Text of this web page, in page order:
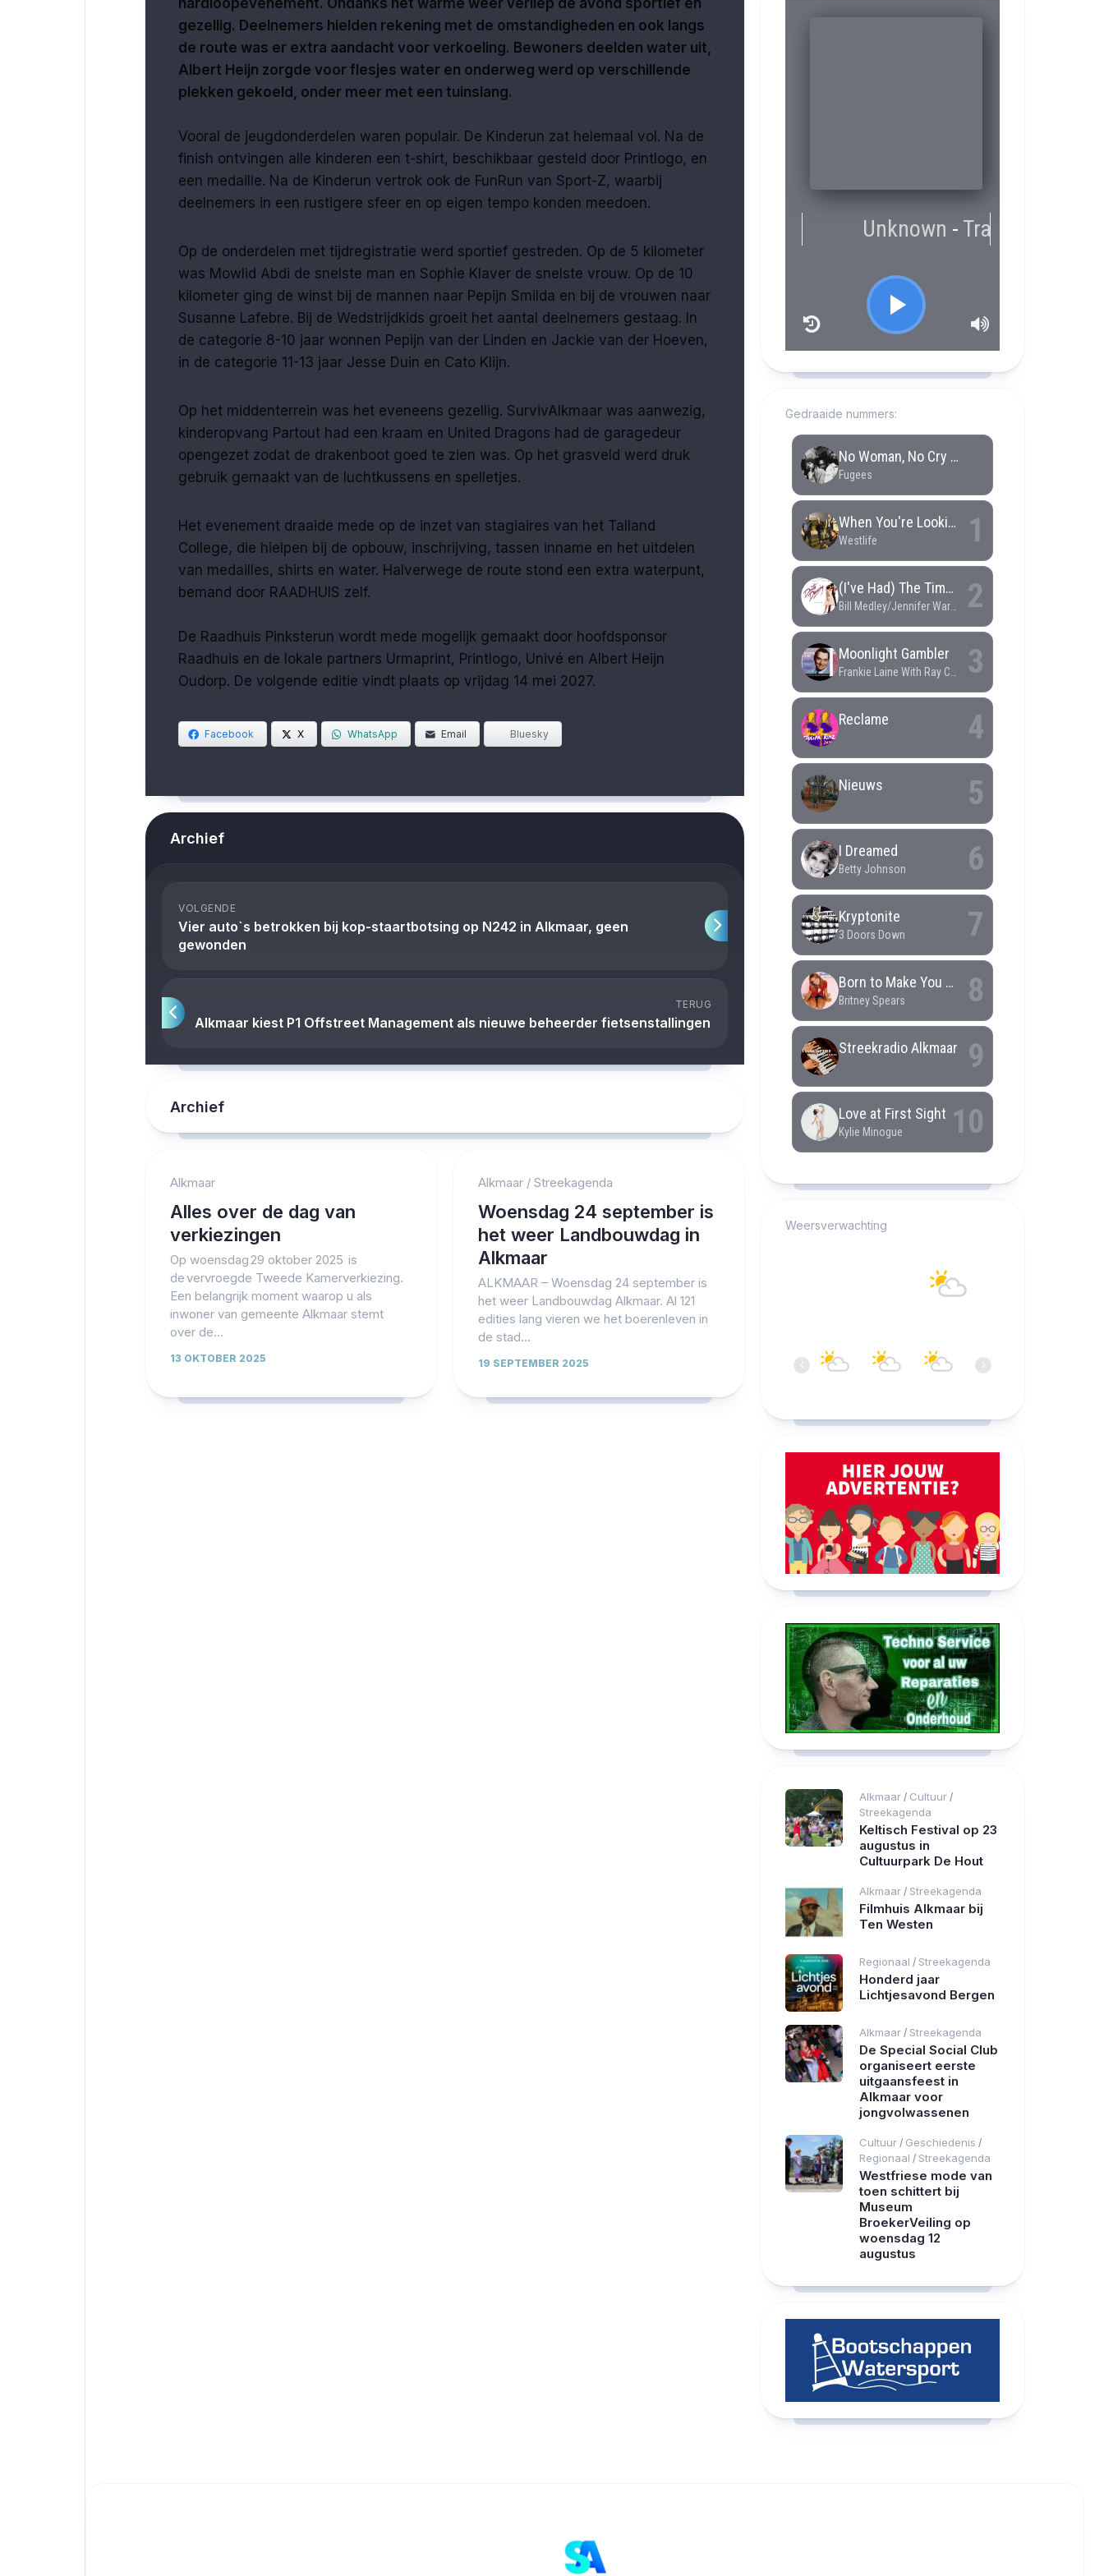
hardloopevenement. Ondanks het warme weer verliep de avond sportief en
gezellig. Deelnemers hielden rekening met de omstandigheden en ook langs
de route was er extra aandacht voor verkoeling. Bewoners deelden water uit,
Albert Heijn zorgde voor flesjes water en onderweg werd op verschillende
plekken gekoeld, onder meer met een tuinslang.
Vooral de jeugdonderdelen waren populair. De Kinderun zat helemaal vol. Na de
finish ontvingen alle kinderen een t-shirt, beschikbaar gesteld door Printlogo, en
een medaille. Na de Kinderun vertrok ook de FunRun van Sport-Z, waarbij
deelnemers in een rustigere sfeer en op eigen tempo konden meedoen.
Op de onderdelen met tijdregistratie werd sportief gestreden. Op de 5 kilometer
was Mowlid Abdi de snelste man en Sophie Klaver de snelste vrouw. Op de 10
kilometer ging de winst bij de mannen naar Pepijn Smilda en bij de vrouwen naar
Susanne Lafebre. Bij de Wedstrijdkids groeit het aantal deelnemers gestaag. In
de categorie 8-10 jaar wonnen Pepijn van der Linden en Jackie van der Hoeven,
in de categorie 11-13 jaar Jesse Duin en Cato Klijn.
Op het middenterrein was het eveneens gezellig. SurvivAlkmaar was aanwezig,
kinderopvang Partout had een kraam en United Dragons had de garagedeur
opengezet zodat de drakenboot goed te zien was. Op het grasveld werd druk
gebruik gemaakt van de luchtkussens en spelletjes.
Het evenement draaide mede op de inzet van stagiaires van het Talland
College, die hielpen bij de opbouw, inschrijving, tassen inname en het uitdelen
van medailles, shirts en water. Halverwege de route stond een extra waterpunt,
bemand door RAADHUIS zelf.
De Raadhuis Pinksterun wordt mede mogelijk gemaakt door hoofdsponsor
Raadhuis en de lokale partners Urmaprint, Printlogo, Univé en Albert Heijn
Oudorp. De volgende editie vindt plaats op vrijdag 14 mei 2027.
Facebook X WhatsApp Email Bluesky
Archief
VOLGENDE
Vier auto`s betrokken bij kop-staartbotsing op N242 in Alkmaar, geen
gewonden
TERUG
Alkmaar kiest P1 Offstreet Management als nieuwe beheerder fietsenstallingen
Archief
Alkmaar
Alles over de dag van
verkiezingen
Op woensdag 29 oktober 2025 is
de vervroegde Tweede Kamerverkiezing.
Een belangrijk moment waarop u als
inwoner van gemeente Alkmaar stemt
over de...
13 OKTOBER 2025
Alkmaar/ Streekagenda
Woensdag 24 september is
het weer Landbouwdag in
Alkmaar
ALKMAAR – Woensdag 24 september is
het weer Landbouwdag Alkmaar. Al 121
edities lang vieren we het boerenleven in
de stad...
19 SEPTEMBER 2025
Gedraaide nummers:
Weersverwachting
‹ ›
Alkmaar / Cultuur /
Streekagenda
Keltisch Festival op 23
augustus in
Cultuurpark De Hout
Alkmaar / Streekagenda
Filmhuis Alkmaar bij
Ten Westen
Regionaal / Streekagenda
Honderd jaar
Lichtjesavond Bergen
Alkmaar / Streekagenda
De Special Social Club
organiseert eerste
uitgaansfeest in
Alkmaar voor
jongvolwassenen
Cultuur / Geschiedenis /
Regionaal / Streekagenda
Westfriese mode van
toen schittert bij
Museum
BroekerVeiling op
woensdag 12
augustus